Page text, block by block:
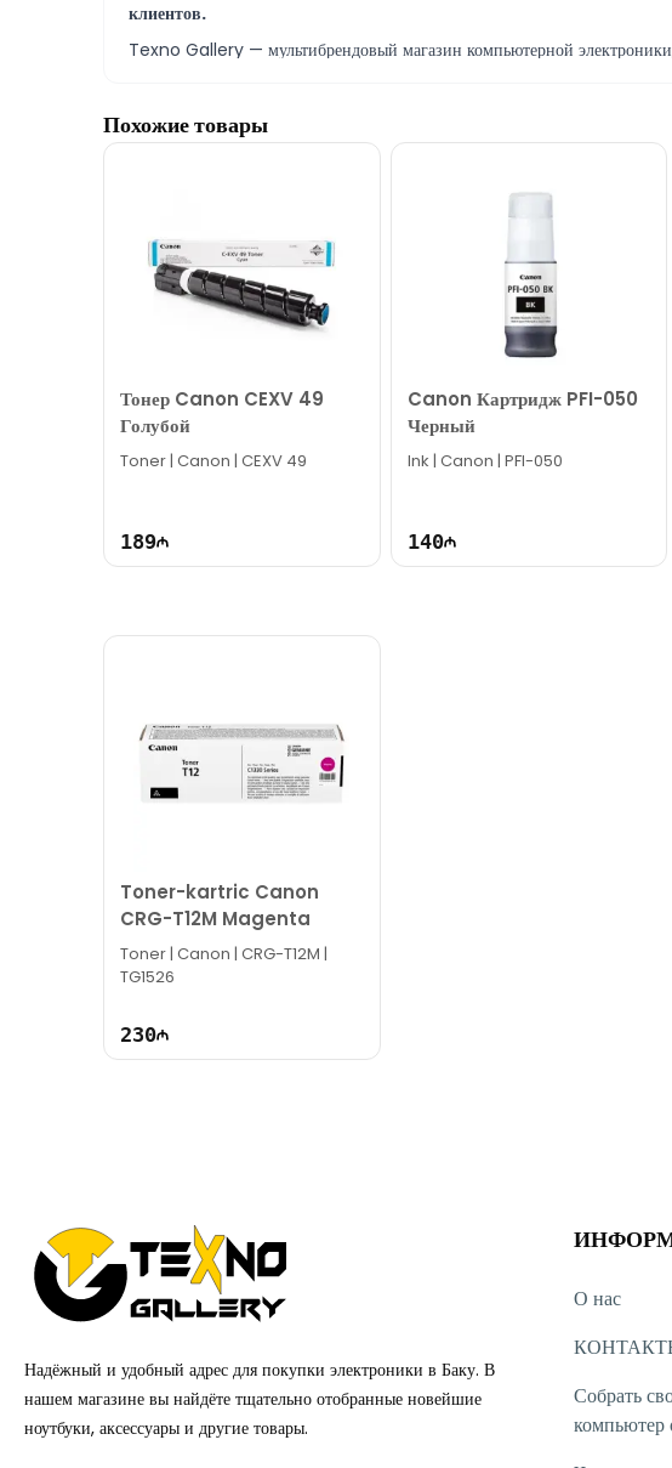
клиентов.
Texno Gallery — мультибрендовый магазин компьютерной
В сервисном центре Texno Gallery работают одни из самых опытных
Наш адрес находится всего в 150 метрах от ТЦ 28 Mall.
По всем вопросам, связанным с чернильными картриджами и
Если вам нужна помощь с выбором, наши опытные специалисты готовы
Мы всегда готовы ответить на все ваши вопросы, связанные с
Благодарим вас за интерес к нашей компании!
Похожие товары
Тонер Canon CEXV 49
Голубой
Toner | Canon | CEXV 49
189
Canon Картридж PFI-050
Черный
Ink | Canon | PFI-050
140
Toner-kartric Canon
CRG-T12M Magenta
Toner | Canon | CRG-T12M |
TG1526
230
Надёжный и удобный адрес для покупки электроники в Баку. В
нашем магазине вы найдёте тщательно отобранные новейшие
ноутбуки, аксессуары и другие товары.
О нас
Собрать
компьютер